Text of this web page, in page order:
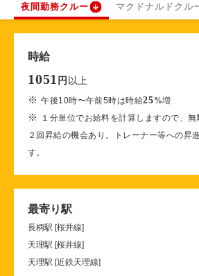
夜間勤務クルー マクドナルドクル
時給
1051 円 以上
※午後10時〜午前5時は時給25%増
※
１分単位でお給料を計算しますので、
２回昇給の機会あり。トレーナー等への昇
す。
最寄り駅
長柄駅 [桜井線]
天理駅 [桜井線]
天理駅 [近鉄天理線]